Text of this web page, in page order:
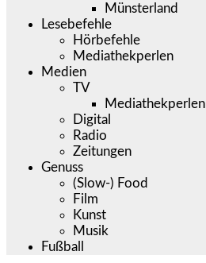
Münsterland
Lesebefehle
Hörbefehle
Mediathekperlen
Medien
TV
Mediathekperlen
Digital
Radio
Zeitungen
Genuss
(Slow-) Food
Film
Kunst
Musik
Fußball